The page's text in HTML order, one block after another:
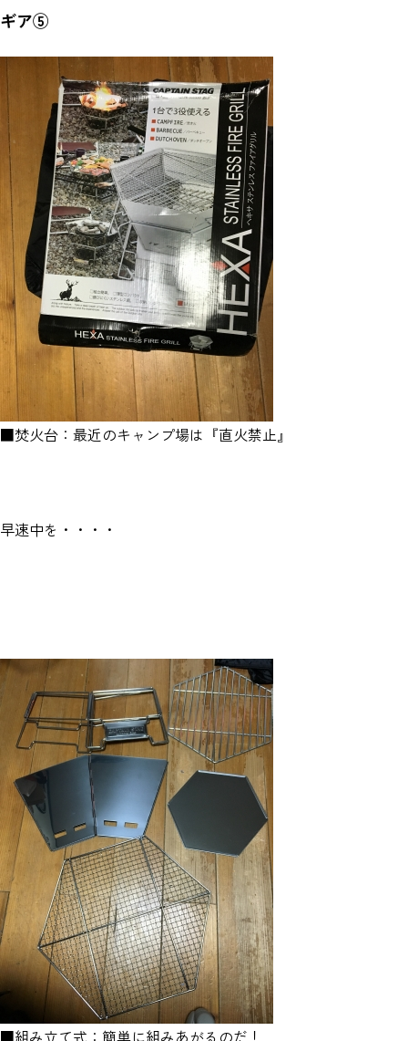
ギア⑤
■焚火台：最近のキャンプ場は『直火禁止』
早速中を・・・・
■組み立て式：簡単に組みあがるのだ！